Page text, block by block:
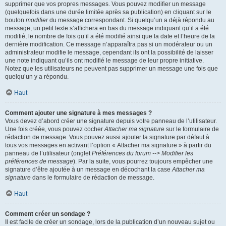
supprimer que vos propres messages. Vous pouvez modifier un message
(quelquefois dans une durée limitée après sa publication) en cliquant sur le
bouton modifierdu message correspondant. Si quelqu’un a déjà répondu au
message, un petit texte s’affichera en bas du message indiquant qu’il a été
modifié, le nombre de fois qu’il a été modifié ainsi que la date et l’heure de la
dernière modification. Ce message n’apparaîtra pas si un modérateur ou un
administrateur modifie le message, cependant ils ont la possibilité de laisser
une note indiquant qu’ils ont modifié le message de leur propre initiative.
Notez que les utilisateurs ne peuvent pas supprimer un message une fois que
quelqu’un y a répondu.
Haut
Comment ajouter une signature à mes messages ?
Vous devez d’abord créer une signature depuis votre panneau de l’utilisateur.
Une fois créée, vous pouvez cocherAttacher ma signature sur le formulaire de
rédaction de message. Vous pouvez aussi ajouter la signature par défaut à
tous vos messages en activant l’option « Attacher ma signature » à partir du
panneau de l’utilisateur (ongletPréférences du forum --> Modifier les
préférences de message). Par la suite, vous pourrez toujours empêcher une
signature d’être ajoutée à un message en décochant la caseAttacher ma
signature dans le formulaire de rédaction de message.
Haut
Comment créer un sondage ?
Il est facile de créer un sondage, lors de la publication d’un nouveau sujet ou